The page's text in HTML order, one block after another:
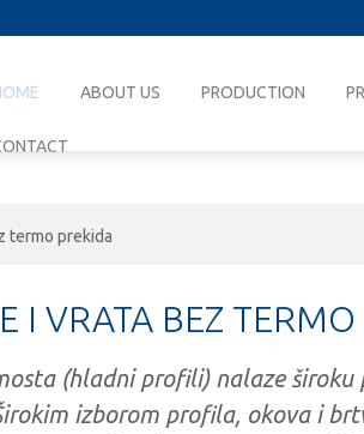
ABOUT US PRODUCTION
termo prekida
I VRATA BEZ
(hladni profili) nalaze
izborom profila, okova i